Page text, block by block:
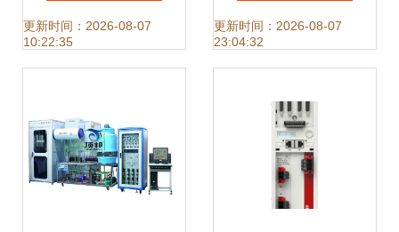
应用 玉米包装机、
称重系统的开发
更新时间：2026-08-07
10:22:35
工厂的机电一体化
更新时间：2026-08-07
23:04:32